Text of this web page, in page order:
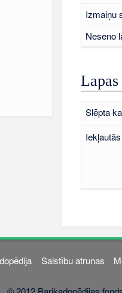
Izmaiņu
Neseno
Slēpta
Saistību atrunas